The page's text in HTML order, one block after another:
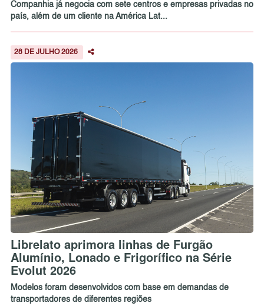
Companhia já negocia com sete centros e empresas privadas no
país, além de um cliente na América Lat...
28 DE JULHO 2026
Librelato aprimora linhas de Furgão
Alumínio, Lonado e Frigorífico na Série
Evolut 2026
Modelos foram desenvolvidos com base em demandas de
transportadores de diferentes regiões